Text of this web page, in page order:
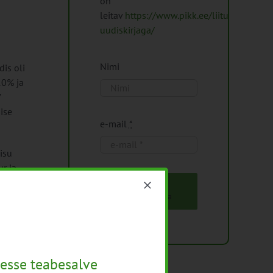
oli
ja
ja -
leitav https://www.pikk.ee/liitu-
uudiskirjaga/
Nimi
e-mail *
Liitu
teabesalve